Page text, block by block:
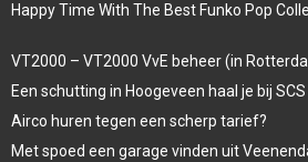
Happy Time With The Best Funko Pop
VT2000 – VT2000 VvE beheer (in
Een schutting in Hoogeveen haal je bij
Airco huren tegen een scherp tarief?
Met spoed een garage vinden uit